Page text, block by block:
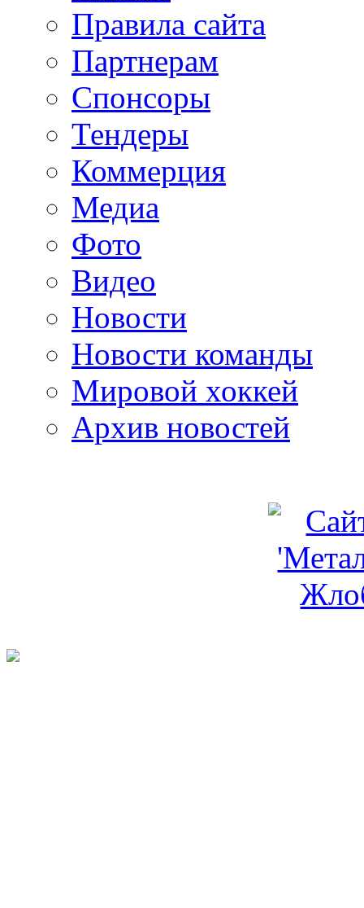
Правила сайта
Партнерам
Спонсоры
Тендеры
Коммерция
Медиа
Фото
Видео
Новости
Новости команды
Мировой хоккей
Архив новостей